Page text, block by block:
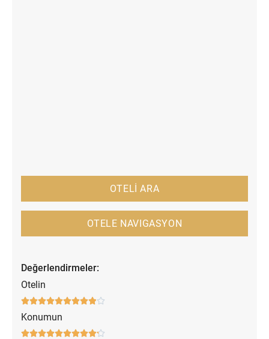
OTELİ ARA
OTELE NAVIGASYON
Değerlendirmeler:
Otelin

Konumun
